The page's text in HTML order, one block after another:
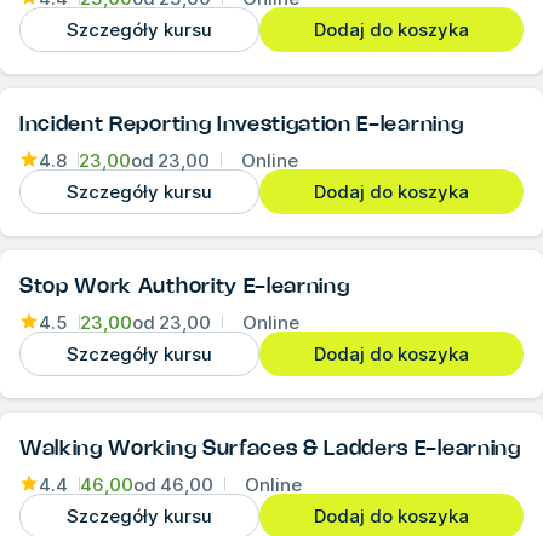
Szczegóły kursu
Dodaj do koszyka
Incident Reporting Investigation E-learning
4.8 23,00od 23,00
Online
Szczegóły kursu
Dodaj do koszyka
Stop Work Authority E-learning
4.5 23,00od 23,00
Online
Szczegóły kursu
Dodaj do koszyka
Walking Working Surfaces & Ladders E-learning
4.4 46,00od 46,00
Online
Szczegóły kursu
Dodaj do koszyka